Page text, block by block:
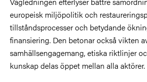
europeisk miljöpolitik och
tillståndsprocesser och betydande
finansiering. Den betonar också vikten
samhällsengagemang, etiska riktlinjer
kunskap delas öppet mellan alla aktörer.